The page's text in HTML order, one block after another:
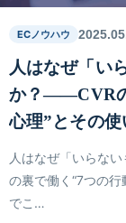
ECノウハウ
人はなぜ「い
か？——CVR
心理”とその使
人はなぜ「いらな
の裏で働く“7つの行動
でこ…